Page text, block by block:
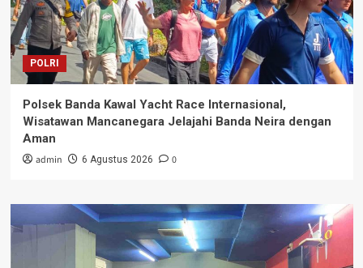
POLRI
Polsek Banda Kawal Yacht Race Internasional,
Wisatawan Mancanegara Jelajahi Banda Neira dengan
Aman
admin 6 Agustus 2026 0